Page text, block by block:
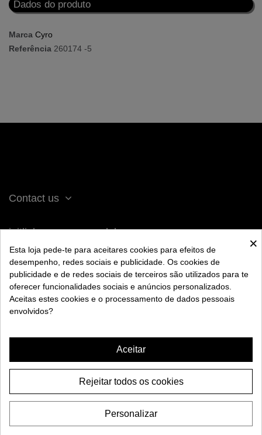
CACHIMBA CYRO ONE
Dados do produto
Marca Cyro
Referência 260174 -5
Contact us
iqitlinksmanager module
ACERCA DE BENGALA
AYUDA
INFORMACIÓN
×
Esta loja pede-te para aceitares cookies para efeitos de
desempenho, redes sociais e publicidade. Os cookies de
publicidade e de redes sociais de terceiros são utilizados para te
oferecer funcionalidades sociais e anúncios personalizados.
Aceitas estes cookies e o processamento de dados pessoais
envolvidos?
Aceitar
Rejeitar todos os cookies
Personalizar